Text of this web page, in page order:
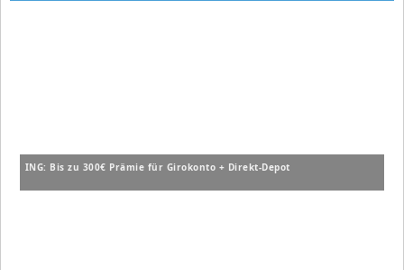
ING: Bis zu 300€ Prämie für Girokonto + Direkt-Depot